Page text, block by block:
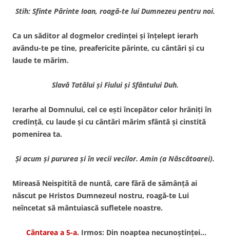
Stih: Sfinte Părinte Ioan, roagă-te lui Dumnezeu pentru noi.
Ca un săditor al dogmelor credinţei şi înţelept ierarh
avându-te pe tine, preafericite părinte, cu cântări şi cu
laude te mărim.
Slavă Tatălui şi Fiului şi Sfântului Duh.
Ierarhe al Domnului, cel ce eşti începător celor hrăniţi în
credinţă, cu laude şi cu cântări mărim sfântă şi cinstită
pomenirea ta.
Şi acum şi pururea şi în vecii vecilor. Amin (a Născătoarei).
Mireasă Neispitită de nuntă, care fără de sămânţă ai
născut pe Hristos Dumnezeul nostru, roagă-te Lui
neîncetat să mântuiască sufletele noastre.
Cântarea a 5-a.Irmos: Din noaptea necunoştinţei…